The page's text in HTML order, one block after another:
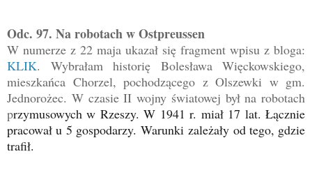
Odc. 97. Na robotach w Ostpreussen
W numerze z 22 maja ukazał się fragment wpisu z bloga:
KLIK. Wybrałam historię Bolesława Więckowskiego,
mieszkańca Chorzel, pochodzącego z Olszewki w gm.
Jednorożec. W czasie II wojny światowej był na robotach
przymusowych w Rzeszy. W 1941 r. miał 17 lat. Łącznie
pracował u 5 gospodarzy. Warunkizależały od tego, gdzie
trafił.